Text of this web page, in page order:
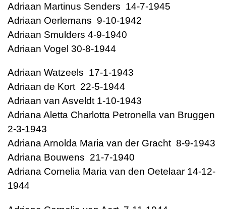
Adriaan Martinus Senders 14-7-1945
Adriaan Oerlemans 9-10-1942
Adriaan Smulders 4-9-1940
Adriaan Vogel 30-8-1944
Adriaan Watzeels 17-1-1943
Adriaan de Kort 22-5-1944
Adriaan van Asveldt 1-10-1943
Adriana Aletta Charlotta Petronella van Bruggen
2-3-1943
Adriana Arnolda Maria van der Gracht 8-9-1943
Adriana Bouwens 21-7-1940
Adriana Cornelia Maria van den Oetelaar 14-12-
1944